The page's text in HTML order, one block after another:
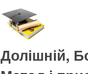
Долішній,